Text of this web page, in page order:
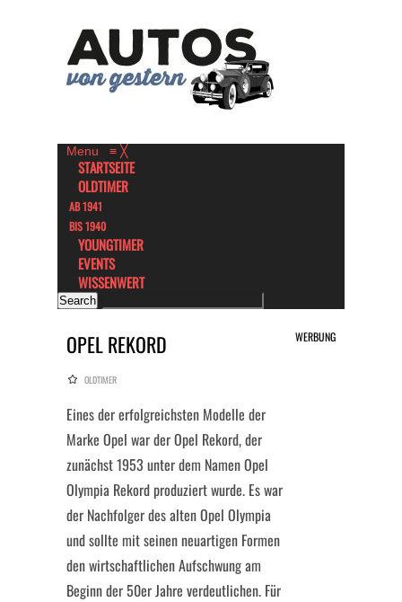
Menu ≡ ╳
STARTSEITE
OLDTIMER
AB 1941
BIS 1940
YOUNGTIMER
EVENTS
WISSENWERT
OPEL REKORD WERBUNG
OLDTIMER
Eines der erfolgreichsten Modelle der
Marke Opel war der Opel Rekord, der
zunächst 1953 unter dem Namen Opel
Olympia Rekord produziert wurde. Es war
der Nachfolger des alten Opel Olympia
und sollte mit seinen neuartigen Formen
den wirtschaftlichen Aufschwung am
Beginn der 50er Jahre verdeutlichen. Für